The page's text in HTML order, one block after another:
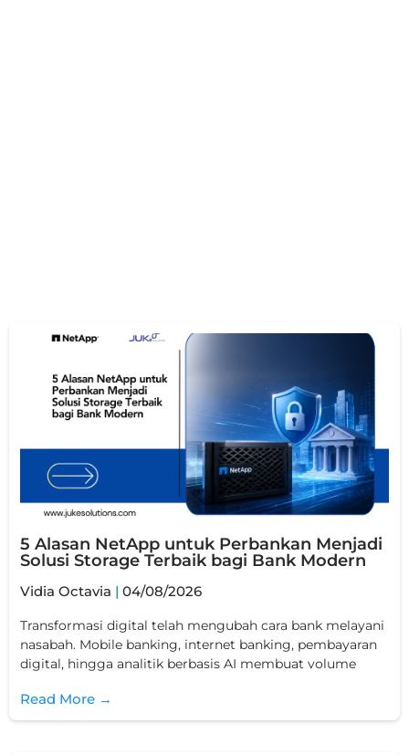
5 Alasan NetApp untuk Perbankan Menjadi
Solusi Storage Terbaik bagi Bank Modern
Vidia Octavia 04/08/2026
Transformasi digital telah mengubah cara bank melayani
nasabah. Mobile banking, internet banking, pembayaran
digital, hingga analitik berbasis AI membuat volume
Read More →